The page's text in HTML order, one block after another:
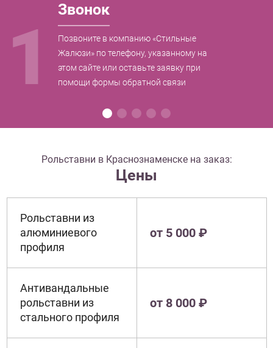
1
Звонок
Позвоните в компанию «Стильные
Жалюзи» по телефону, указанному на
этом сайте или оставьте заявку при
помощи формы обратной связи
Рольставни в Краснознаменске на заказ:
Цены
Рольставни из
алюминиевого
профиля
от 5 000 ₽
Антивандальные
рольставни из
стального профиля
от 8 000 ₽